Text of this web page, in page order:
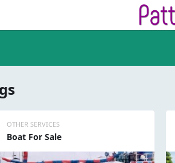
OTHER SERVICES
Boat For Sale